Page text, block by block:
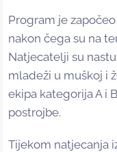
Program je
nakon čega su na
Natjecatelji su
mladeži u muškoj i
ekipa kategorija A i
postrojbe.
Tijekom natjecanja